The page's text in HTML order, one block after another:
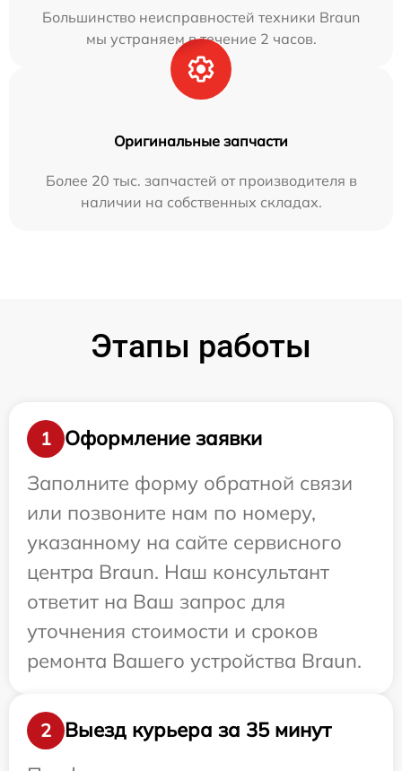
Большинство неисправностей техники Braun
мы устраняем в течение 2 часов.
Оригинальные запчасти
Более 20 тыс. запчастей от производителя в
наличии на собственных складах.
Этапы работы
1
Оформление заявки
Заполните форму обратной связи
или позвоните нам по номеру,
указанному на сайте сервисного
центра Braun. Наш консультант
ответит на Ваш запрос для
уточнения стоимости и сроков
ремонта Вашего устройства Braun.
2
Выезд курьера за 35 минут